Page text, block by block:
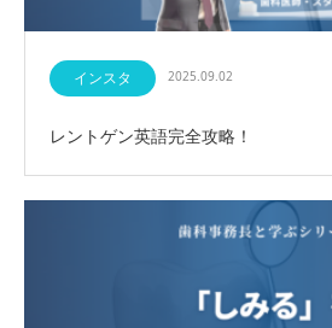
インスタ 2025.09.02
レントゲン英語完全攻略！